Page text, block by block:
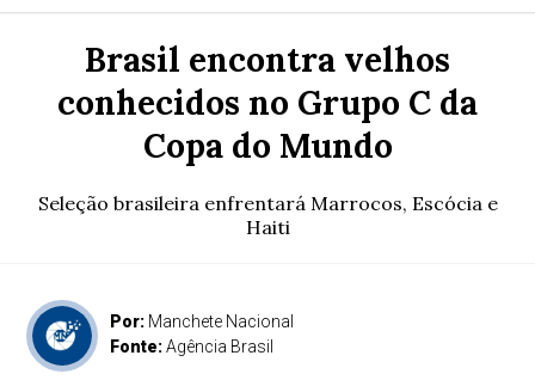
Brasil encontra velhos
conhecidos no Grupo C da
Copa do Mundo
Seleção brasileira enfrentará Marrocos, Escócia e
Haiti
Por: Manchete Nacional
Fonte:Agência Brasil